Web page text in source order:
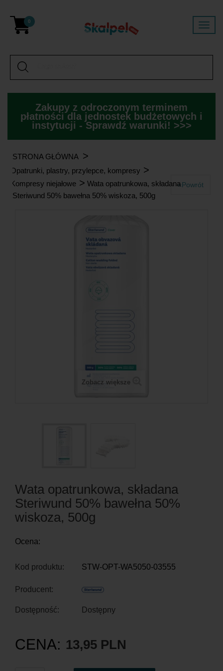
0
Zakupy z odroczonym terminem
płatności dla jednostek budżetowych i
instytucji - Sprawdź warunki! >>>
STRONA GŁÓWNA >
Opatrunki, plastry, przylepce, kompresy >
Kompresy niejałowe > Wata opatrunkowa, składana
Steriwund 50% bawełna 50% wiskoza, 500g
«Powrót
Zobacz większe
Wata opatrunkowa, składana
Steriwund 50% bawełna 50%
wiskoza, 500g
Ocena:
Kod produktu: STW-OPT-WA5050-03555
Producent:
Dostępność: Dostępny
CENA: 13,95 PLN